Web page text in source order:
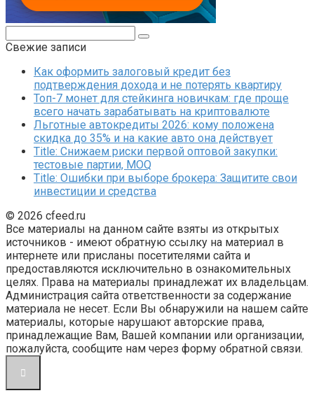
Свежие записи
Как оформить залоговый кредит без
подтверждения дохода и не потерять квартиру
Топ-7 монет для стейкинга новичкам: где проще
всего начать зарабатывать на криптовалюте
Льготные автокредиты 2026: кому положена
скидка до 35% и на какие авто она действует
Title: Снижаем риски первой оптовой закупки:
тестовые партии, MOQ
Title: Ошибки при выборе брокера: Защитите свои
инвестиции и средства
© 2026 cfeed.ru
Все материалы на данном сайте взяты из открытых
источников - имеют обратную ссылку на материал в
интернете или присланы посетителями сайта и
предоставляются исключительно в ознакомительных
целях. Права на материалы принадлежат их владельцам.
Администрация сайта ответственности за содержание
материала не несет. Если Вы обнаружили на нашем сайте
материалы, которые нарушают авторские права,
принадлежащие Вам, Вашей компании или организации,
пожалуйста, сообщите нам через форму обратной связи.